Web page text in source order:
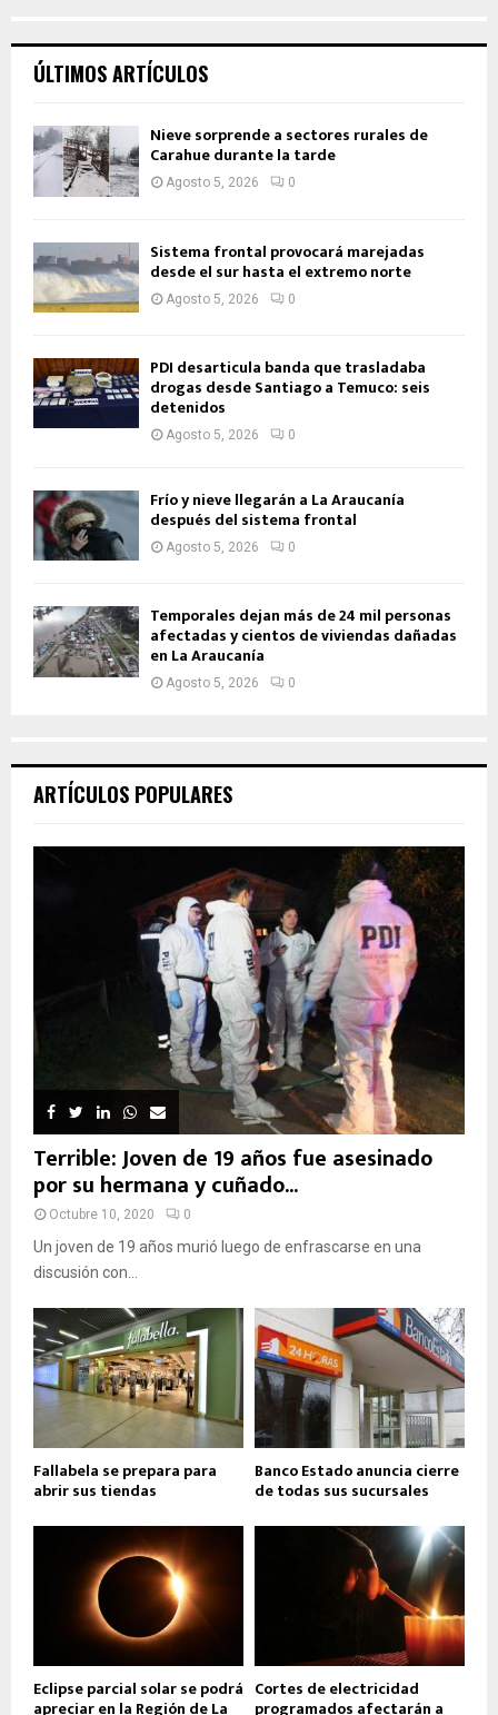
ÚLTIMOS ARTÍCULOS
Nieve sorprende a sectores rurales de
Carahue durante la tarde
Agosto 5, 2026 0
Sistema frontal provocará marejadas
desde el sur hasta el extremo norte
Agosto 5, 2026 0
PDI desarticula banda que trasladaba
drogas desde Santiago a Temuco: seis
detenidos
Agosto 5, 2026 0
Frío y nieve llegarán a La Araucanía
después del sistema frontal
Agosto 5, 2026 0
Temporales dejan más de 24 mil personas
afectadas y cientos de viviendas dañadas
en La Araucanía
Agosto 5, 2026 0
ARTÍCULOS POPULARES
Terrible: Joven de 19 años fue asesinado
por su hermana y cuñado...
Octubre 10, 2020 0
Un joven de 19 años murió luego de enfrascarse en una
discusión con...
Fallabela se prepara para
abrir sus tiendas
Banco Estado anuncia cierre
de todas sus sucursales
Eclipse parcial solar se podrá
apreciar en la Región de La
Cortes de electricidad
programados afectarán a